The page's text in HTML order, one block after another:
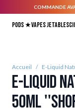
COMMANDE
Pods ★Vapes jetables
Accueil / E-Liquid
E-Liquid
50ml